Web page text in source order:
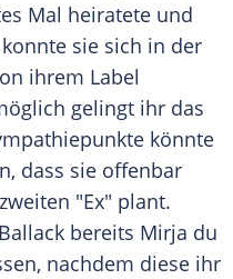
Mal heiratete und
sie sich in der
ihrem Label
gelingt ihr das
könnte
dass sie offenbar
"Ex" plant.
bereits Mirja du
nachdem diese ihr